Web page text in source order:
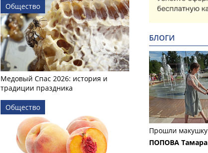
Общество
Медовый Спас 2026: история и
традиции праздника
Общество
БЛОГИ
Прошли макушку
ПОПОВА Тамара